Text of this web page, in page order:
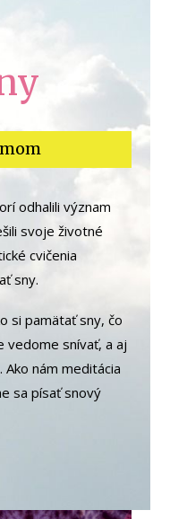
odhalili význam
svoje životné
cvičenia
sny.
si pamätať sny, čo
vedome snívať, a aj
Ako nám meditácia
sa písať snový